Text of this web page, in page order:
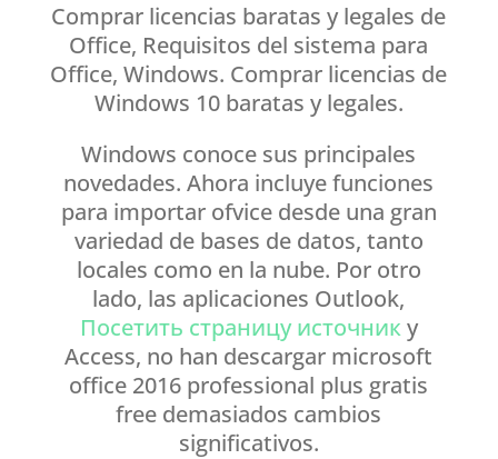
Comprar licencias baratas y legales de
Office, Requisitos del sistema para
Office, Windows. Comprar licencias de
Windows 10 baratas y legales.
Windows conoce sus principales
novedades. Ahora incluye funciones
para importar ofvice desde una gran
variedad de bases de datos, tanto
locales como en la nube. Por otro
lado, las aplicaciones Outlook,
Посетить страницу источникy
Access, no han descargar microsoft
office 2016 professional plus gratis
free demasiados cambios
significativos.